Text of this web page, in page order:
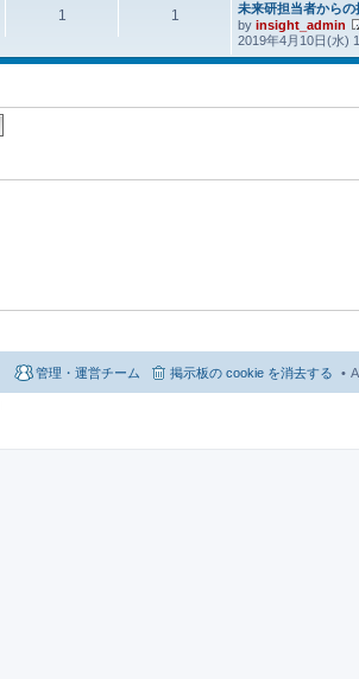
1 1
未来研担当者からの
by insight_admin
2019年4月10日(水)
掲示板の cookie を消去する
管理・運営チーム